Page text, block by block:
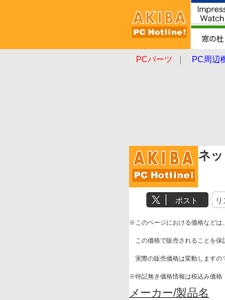
PCパーツ PC周辺
ネ
ポスト リ
※このページにおける価格などは
この価格で販売されることを保
実際の販売価格は変動しますの
※特記無き価格情報は税込み価格
メーカー/製品名